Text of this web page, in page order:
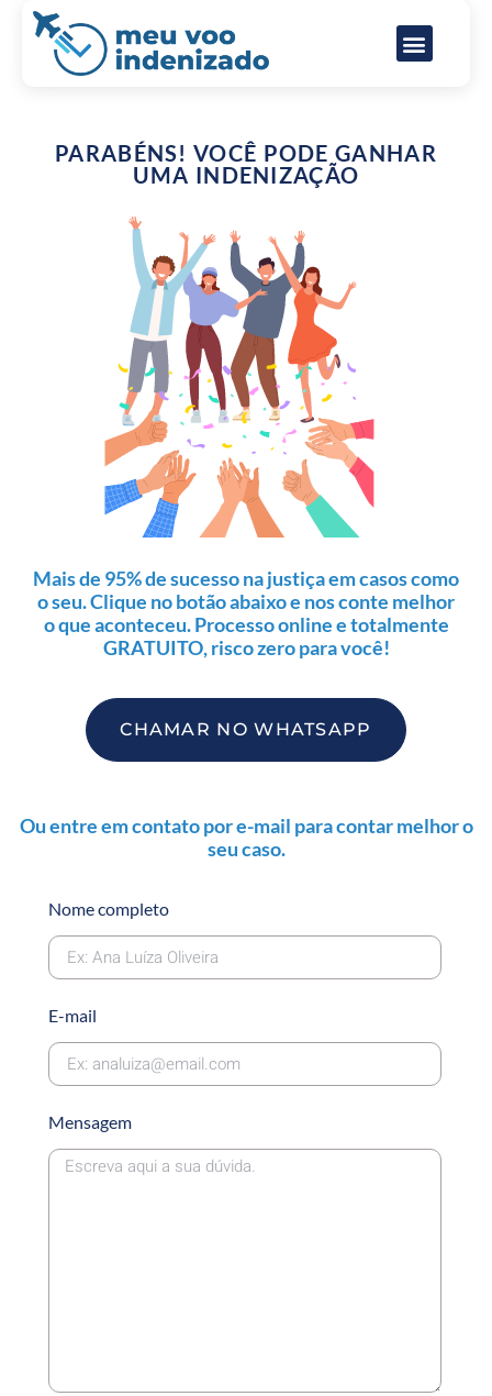
PARABÉNS! VOCÊ PODE GANHAR
UMA INDENIZAÇÃO
Mais de 95% de sucesso na justiça em casos como
o seu. Clique no botão abaixo e nos conte melhor
o que aconteceu. Processo online e totalmente
GRATUITO, risco zero para você!
CHAMAR NO WHATSAPP
Ou entre em contato por e-mail para contar melhor o
seu caso.
Nome completo
E-mail
Mensagem